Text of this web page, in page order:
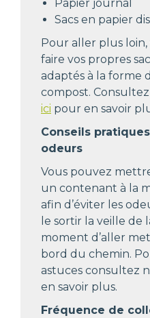
Papier journal
Sacs en papier
Pour aller plus
faire vos propres
adaptés à la forme
compost.
ici pour en savoir
Conseils
odeurs
Vous pouvez
un contenant à la
afin d’éviter les
le sortir la veille de
moment d’aller
bord du chemin.
astuces consultez
en savoir plus.
Fréquence de